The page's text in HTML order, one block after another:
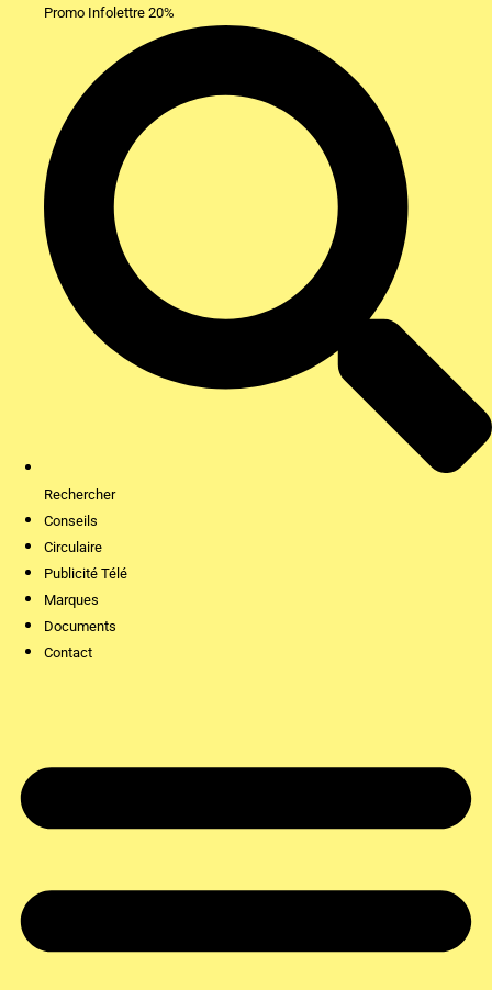
Promo Infolettre 20%
Rechercher
Conseils
Circulaire
Publicité Télé
Marques
Documents
Contact